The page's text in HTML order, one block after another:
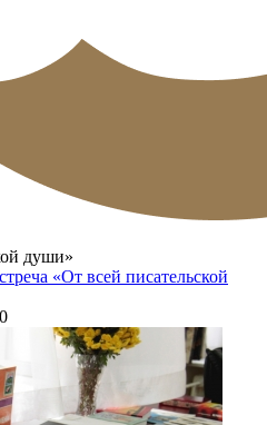
души»
«От всей писательской